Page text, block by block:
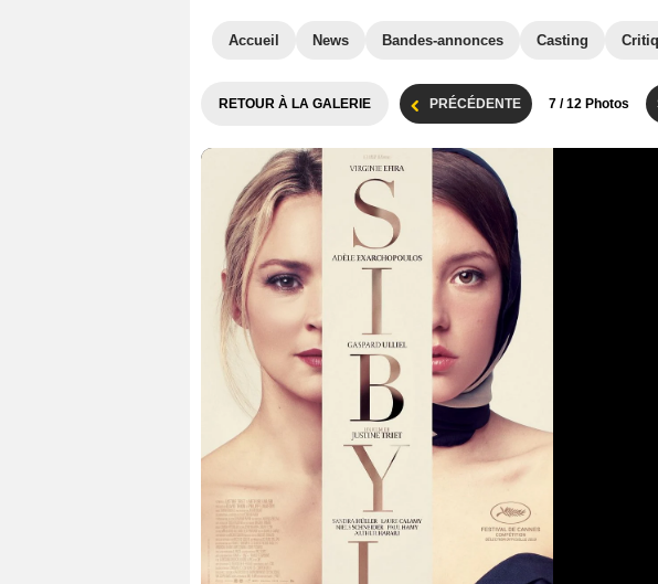
Accueil News Bandes-annonces Casting
RETOUR À LA GALERIE PRÉCÉDENTE 7 / 12 Photos